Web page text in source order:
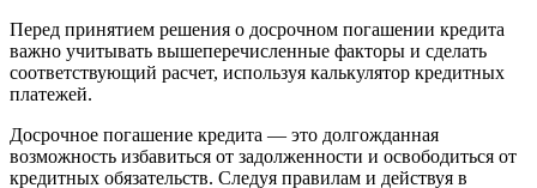
Перед принятием решения о досрочном погашении кредита
важно учитывать вышеперечисленные факторы и сделать
соответствующий расчет, используя калькулятор кредитных
платежей.
Досрочное погашение кредита — это долгожданная
возможность избавиться от задолженности и освободиться от
кредитных обязательств. Следуя правилам и действуя в